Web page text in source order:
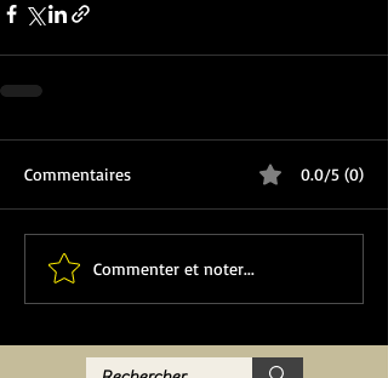
Commentaires 0.0/5 (0)
Commenter et noter...